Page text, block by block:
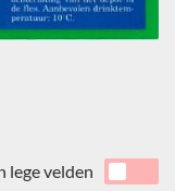
lege velden